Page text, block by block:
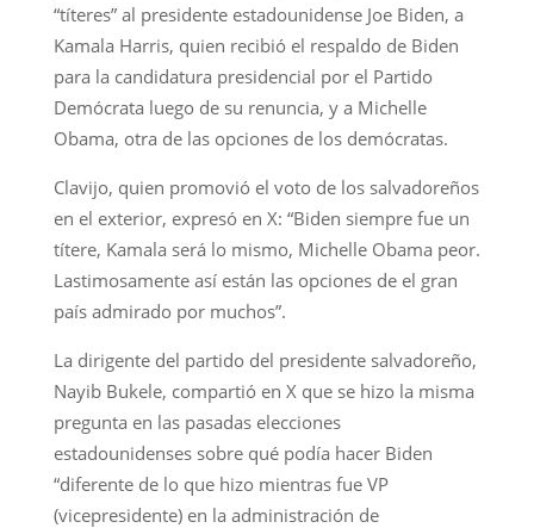
“títeres” al presidente estadounidense Joe Biden, a
Kamala Harris, quien recibió el respaldo de Biden
para la candidatura presidencial por el Partido
Demócrata luego de su renuncia, y a Michelle
Obama, otra de las opciones de los demócratas.
Clavijo, quien promovió el voto de los salvadoreños
en el exterior, expresó en X: “Biden siempre fue un
títere, Kamala será lo mismo, Michelle Obama peor.
Lastimosamente así están las opciones de el gran
país admirado por muchos”.
La dirigente del partido del presidente salvadoreño,
Nayib Bukele, compartió en X que se hizo la misma
pregunta en las pasadas elecciones
estadounidenses sobre qué podía hacer Biden
“diferente de lo que hizo mientras fue VP
(vicepresidente) en la administración de